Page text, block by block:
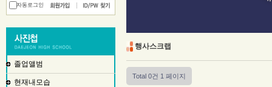
자동로그인
졸업앨범
현재내모습
행사스크랩
Total 0건 1 페이지